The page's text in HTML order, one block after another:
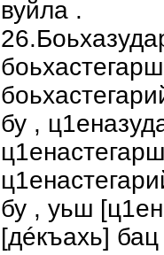
вуйла .
бу ,
бу , уьш
[дéкъахь]